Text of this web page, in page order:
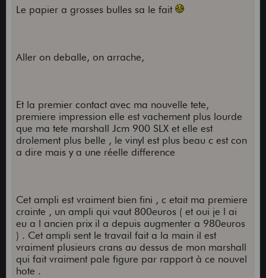
Le papier a grosses bulles sa le fait
Aller on deballe, on arrache,
Et la premier contact avec ma nouvelle tete,
premiere impression elle est vachement plus lourde
que ma tete marshall Jcm 900 SLX et elle est
drolement plus belle , le vinyl est plus beau c est con
a dire mais y a une réelle difference
Cet ampli est vraiment bien fini , c etait ma premiere
crainte , un ampli qui vaut 800euros ( et oui je l ai
eu a l ancien prix il a depuis augmenter a 980euros
) . Cet ampli sent le travail fait a la main il est
vraiment plusieurs crans au dessus de mon marshall
qui fait vraiment pale figure par rapport à ce nouvel
hote .